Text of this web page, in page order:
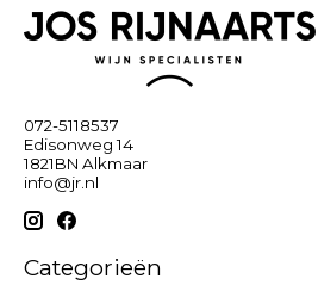
072-5118537
Edisonweg 14
1821BN Alkmaar
info@jr.nl
Categorieën